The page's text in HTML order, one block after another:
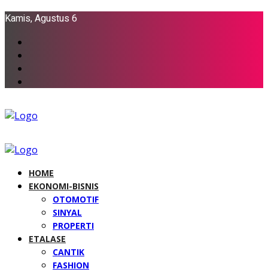
Kamis, Agustus 6
HOME
EKONOMI-BISNIS
OTOMOTIF
SINYAL
PROPERTI
ETALASE
CANTIK
FASHION